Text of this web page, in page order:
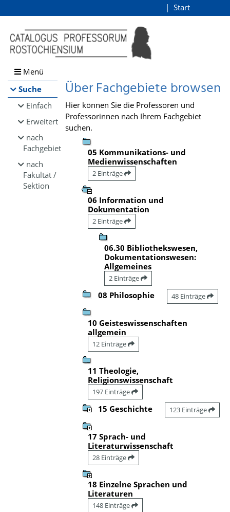
Browsen
direkt zum Inhalt
Start
Menü
Suche
Einfach
Erweitert
nach
Fachgebiet
nach
Fakultät /
Sektion
Über Fachgebiete browsen
Hier können Sie die Professoren und
Professorinnen nach Ihrem Fachgebiet
suchen.
05 Kommunikations- und
Medienwissenschaften
2 Einträge
06 Information und
Dokumentation
2 Einträge
06.30 Bibliothekswesen,
Dokumentationswesen:
Allgemeines
2 Einträge
08 Philosophie 48 Einträge
10 Geisteswissenschaften
allgemein
12 Einträge
11 Theologie,
Religionswissenschaft
197 Einträge
15 Geschichte 123 Einträge
17 Sprach- und
Literaturwissenschaft
28 Einträge
18 Einzelne Sprachen und
Literaturen
148 Einträge